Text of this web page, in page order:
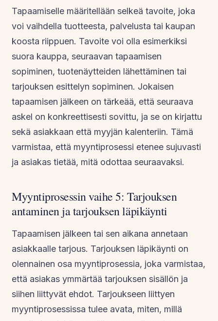
Tapaamiselle määritellään selkeä tavoite, joka
voi vaihdella tuotteesta, palvelusta tai kaupan
koosta riippuen. Tavoite voi olla esimerkiksi
suora kauppa, seuraavan tapaamisen
sopiminen, tuotenäytteiden lähettäminen tai
tarjouksen esittelyn sopiminen. Jokaisen
tapaamisen jälkeen on tärkeää, että seuraava
askel on konkreettisesti sovittu, ja se on kirjattu
sekä asiakkaan että myyjän kalenteriin. Tämä
varmistaa, että myyntiprosessi etenee sujuvasti
ja asiakas tietää, mitä odottaa seuraavaksi.
Myyntiprosessin vaihe 5: Tarjouksen
antaminen ja tarjouksen läpikäynti
Tapaamisen jälkeen tai sen aikana annetaan
asiakkaalle tarjous. Tarjouksen läpikäynti on
olennainen osa myyntiprosessia, joka varmistaa,
että asiakas ymmärtää tarjouksen sisällön ja
siihen liittyvät ehdot. Tarjoukseen liittyen
myyntiprosessissa tulee avata, miten, millä